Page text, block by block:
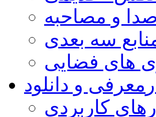
و مصاحبه
سه بعدی
های فضایی
معرفی و دانلود
کاربردی